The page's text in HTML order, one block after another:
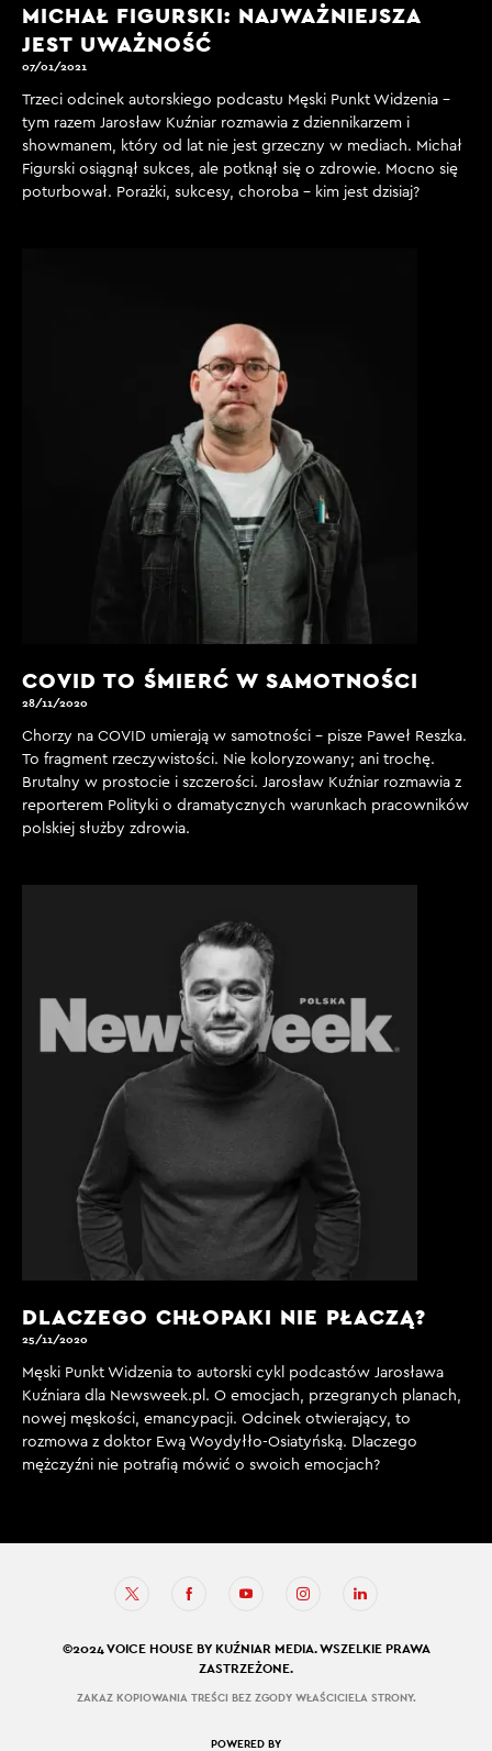
MICHAŁ FIGURSKI: NAJWAŻNIEJSZA
JEST UWAŻNOŚĆ
07/01/2021
Trzeci odcinek autorskiego podcastu Męski Punkt Widzenia -
tym razem Jarosław Kuźniar rozmawia z dziennikarzem i
showmanem, który od lat nie jest grzeczny w mediach. Michał
Figurski osiągnął sukces, ale potknął się o zdrowie. Mocno się
poturbował. Porażki, sukcesy, choroba - kim jest dzisiaj?
COVID TO ŚMIERĆ W SAMOTNOŚCI
28/11/2020
Chorzy na COVID umierają w samotności - pisze Paweł Reszka.
To fragment rzeczywistości. Nie koloryzowany; ani trochę.
Brutalny w prostocie i szczerości. Jarosław Kuźniar rozmawia z
reporterem Polityki o dramatycznych warunkach pracowników
polskiej służby zdrowia.
DLACZEGO CHŁOPAKI NIE PŁACZĄ?
25/11/2020
Męski Punkt Widzenia to autorski cykl podcastów Jarosława
Kuźniara dla Newsweek.pl. O emocjach, przegranych planach,
nowej męskości, emancypacji. Odcinek otwierający, to
rozmowa z doktor Ewą Woydyłło-Osiatyńską. Dlaczego
mężczyźni nie potrafią mówić o swoich emocjach?
©2024 VOICE HOUSE BY KUŹNIAR MEDIA. WSZELKIE PRAWA
ZASTRZEŻONE.
ZAKAZ KOPIOWANIA TREŚCI BEZ ZGODY WŁAŚCICIELA STRONY.
POWERED BY